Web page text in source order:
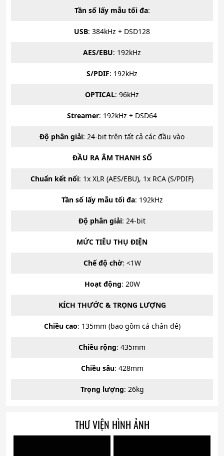
Tần số lấy mẫu tối đa:
USB: 384kHz + DSD128
AES/EBU: 192kHz
S/PDIF: 192kHz
OPTICAL: 96kHz
Streamer: 192kHz + DSD64
Độ phân giải: 24-bit trên tất cả các đầu vào
ĐẦU RA ÂM THANH SỐ
Chuẩn kết nối: 1x XLR (AES/EBU), 1x RCA (S/PDIF)
Tần số lấy mẫu tối đa: 192kHz
Độ phân giải: 24-bit
MỨC TIÊU THỤ ĐIỆN
Chế độ chờ: <1W
Hoạt động: 20W
KÍCH THƯỚC & TRỌNG LƯỢNG
Chiều cao: 135mm (bao gồm cả chân đế)
Chiều rộng: 435mm
Chiều sâu: 428mm
Trọng lượng: 26kg
THƯ VIỆN HÌNH ẢNH